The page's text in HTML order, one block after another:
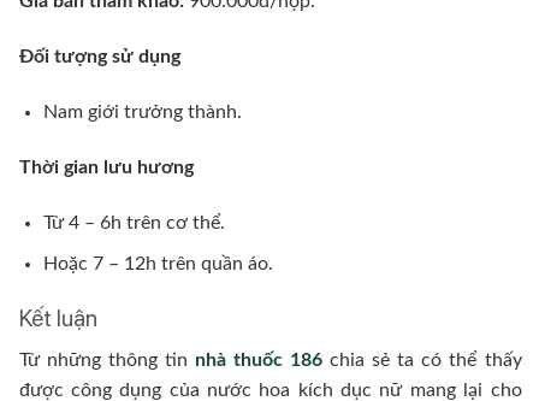
Đối tượng sử dụng
Nam giới trưởng thành.
Thời gian lưu hương
Từ 4 – 6h trên cơ thể.
Hoặc 7 – 12h trên quần áo.
Kết luận
Từ những thông tin nhà thuốc 186 chia sẻ ta có thể thấy
được công dụng của nước hoa kích dục nữ mang lại cho